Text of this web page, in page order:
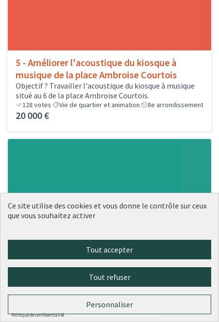
5 - Améliorer l'acoustique du kiosque à
musique de la place Ambroise Courtois
Objectif ? Travailler l'acoustique du kiosque à musique
situé au 6 de la place Ambroise Courtois.
128 votes Vie de quartier et animation 8e arrondissement
20 000 €
Ce site utilise des cookies et vous donne le contrôle sur ceux
que vous souhaitez activer
Tout accepter
Tout refuser
Personnaliser
Politique de confidentialité